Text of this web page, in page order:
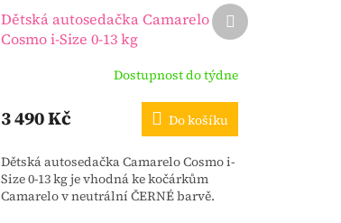
Dětská autosedačka Camarelo
Cosmo i-Size 0-13 kg
Dostupnost do týdne
3 490 Kč Do košíku
Dětská autosedačka Camarelo Cosmo i-
Size 0-13 kg je vhodná ke kočárkům
Camarelo v neutrální ČERNÉ barvě.
Další
produkt